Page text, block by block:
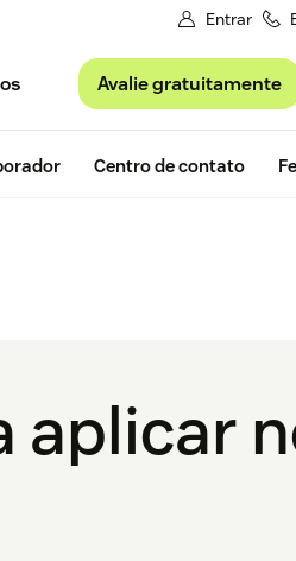
Entrar
Avalie gratuitamente
Centro de contato
aplicar